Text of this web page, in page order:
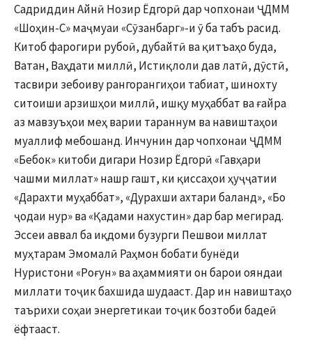
Садриддин Айнӣ Нозир Ёдгорӣ дар чопхонаи ҶДММ
«Шоҳин-С» маҷмуаи «Сӯзанбарг»-и ӯ ба табъ расид.
Китоб фарогири рубоӣ, дубайтӣ ва қитъаҳо буда,
Ватан, Ваҳдати миллӣ, Истиқлоли дав латӣ, дӯстӣ,
тасвири зебоиву рангорангиҳои табиат, шинохту
ситоиши арзишҳои миллӣ, ишқу муҳаббат ва ғайра
аз мавзуъҳои меҳ варии тараннум ва навиштаҳои
муаллиф мебошанд. Инчунин дар чопхонаи ҶДММ
«Бебок» китоби дигари Нозир Ёдгорӣ «Гавҳари
чашми миллат» нашр гашт, ки қиссаҳои ҳуҷҷатии
«Дарахти муҳаббат», «Дурахши ахтари баланд», «Бо
ҷодаи нур» ва «Қадами нахустин» дар бар мегирад.
Эссеи аввал ба иқдоми бузурги Пешвои миллат
муҳтарам Эмомалӣ Раҳмон бобати бунёди
Нуристони «Роғун» ва аҳаммияти он барои ояндаи
миллати тоҷик бахшида шудааст. Дар ин навиштаҳо
таърихи соҳаи энергетикаи тоҷик бозтоби бадеӣ
ёфтааст.